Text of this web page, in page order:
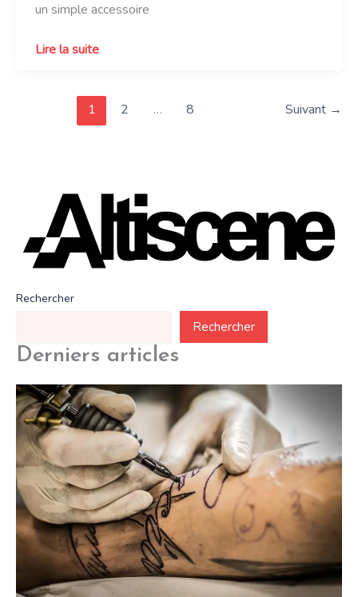
un simple accessoire
les
sommet
style
Lire la suite
1 2 … 8 Suivant →
Rechercher
Rechercher
Derniers articles